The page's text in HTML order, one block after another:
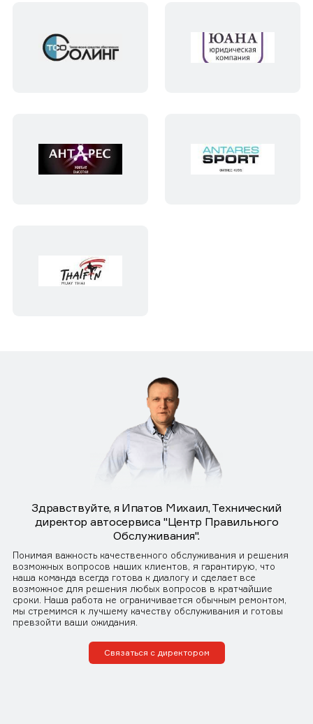
Здравствуйте, я Ипатов Михаил, Технический
директор автосервиса "Центр Правильного
Обслуживания".
Понимая важность качественного обслуживания и решения
возможных вопросов наших клиентов, я гарантирую, что
наша команда всегда готова к диалогу и сделает все
возможное для решения любых вопросов в кратчайшие
сроки. Наша работа не ограничивается обычным ремонтом,
мы стремимся к лучшему качеству обслуживания и готовы
превзойти ваши ожидания.
Связаться с директором